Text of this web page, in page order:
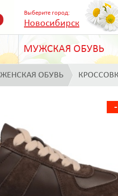
Выберите город:
Новосибирск
МУЖСКАЯ ОБУВЬ
ЖЕНСКАЯ ОБУВЬ